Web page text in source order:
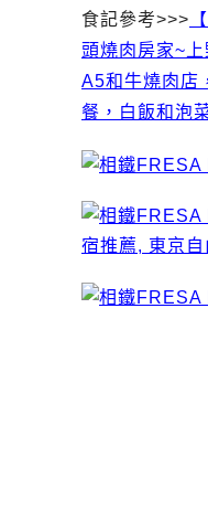
食記參考>>>
頭燒肉房家~
A5和牛燒肉店
餐，白飯和泡